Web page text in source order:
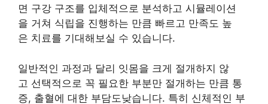
면 구강 구조를 입체적으로 분석하고 시뮬레이션
을 거쳐 식립을 진행하는 만큼 빠르고 만족도 높
은 치료를 기대해보실 수 있습니다.
일반적인 과정과 달리 잇몸을 크게 절개하지 않
고 선택적으로 꼭 필요한 부분만 절개하는 만큼 통
증, 출혈에 대한 부담도낮습니다. 특히 신체적인 부